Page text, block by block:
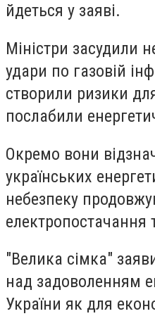
йдеться у заяві.
Міністри засудили
удари по газовій
створили ризики
послабили
Окремо вони
українських
небезпеку
електропостачання
"Велика сімка"
над задоволенням
України як для